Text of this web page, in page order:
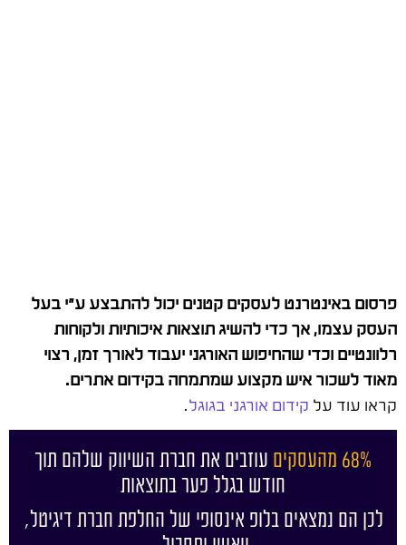
פרסום באינטרנט לעסקים קטנים יכול להתבצע ע"י בעל
העסק עצמו, אך כדי להשיג תוצאות איכותיות ולקוחות
רלוונטיים וכדי שהחיפוש האורגני יעבוד לאורך זמן, רצוי
מאוד לשכור איש מקצוע שמתמחה בקידום אתרים.
קראו עוד על קידום אורגני בגוגל.
68% מהעסקים
עוזבים את חברת השיווק שלהם תוך
חודש בגלל פער בתוצאות
לכן הם נמצאים בלופ אינסופי של החלפת חברת דיגיטל,